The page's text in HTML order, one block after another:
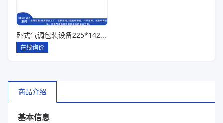
卧式气调包装设备225*142*80一出六
在线询价
商品介绍
基本信息